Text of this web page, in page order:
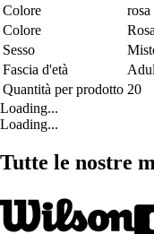
Colore
rosa
Colore
Rosa
Sesso
Fascia d'età
Quantità per prodotto 20
Loading...
Loading...
Tutte le nostre